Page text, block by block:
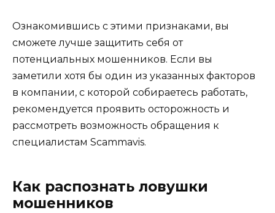
Ознакомившись с этими признаками, вы
сможете лучше защитить себя от
потенциальных мошенников. Если вы
заметили хотя бы один из указанных факторов
в компании, с которой собираетесь работать,
рекомендуется проявить осторожность и
рассмотреть возможность обращения к
специалистам Scammavis.
Как распознать ловушки
мошенников